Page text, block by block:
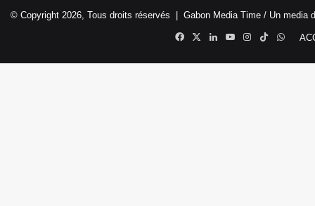
© Copyright 2026, Tous droits réservés | Gabon Media Time / Un media
Facebook
X LinkedinYouTubeInstagram
TikTok